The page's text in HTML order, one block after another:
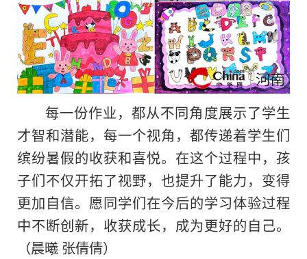
每一份作业，都从不同角度展示了学生
才智和潜能，每一个视角，都传递着学生们
缤纷暑假的收获和喜悦。在这个过程中，孩
子们不仅开拓了视野，也提升了能力，变得
更加自信。愿同学们在今后的学习体验过程
中不断创新，收获成长，成为更好的自己。
（晨曦 张倩倩）